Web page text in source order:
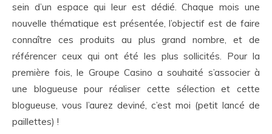
sein d’un espace qui leur est dédié. Chaque mois une
nouvelle thématique est présentée, l’objectif est de faire
connaître ces produits au plus grand nombre, et de
référencer ceux qui ont été les plus sollicités. Pour la
première fois, le Groupe Casino a souhaité s’associer à
une blogueuse pour réaliser cette sélection et cette
blogueuse, vous l’aurez deviné, c’est moi (petit lancé de
paillettes) !